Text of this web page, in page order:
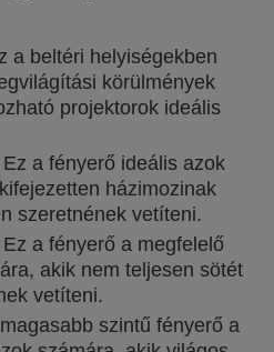
a beltéri helyiségekben
körülmények
projektorok ideális
Ez a fényerő ideális azok
házimozinak
szeretnének vetíteni.
Ez a fényerő a megfelelő
akik nem teljesen sötét
vetíteni.
szintű fényerő a